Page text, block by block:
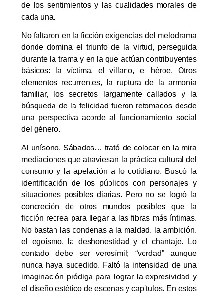
de los sentimientos y las cualidades morales de
cada una.
No faltaron en la ficción exigencias del melodrama
donde domina el triunfo de la virtud, perseguida
durante la trama y en la que actúan contribuyentes
básicos: la víctima, el villano, el héroe. Otros
elementos recurrentes, la ruptura de la armonía
familiar, los secretos largamente callados y la
búsqueda de la felicidad fueron retomados desde
una perspectiva acorde al funcionamiento social
del género.
Al unísono, Sábados… trató de colocar en la mira
mediaciones que atraviesan la práctica cultural del
consumo y la apelación a lo cotidiano. Buscó la
identificación de los públicos con personajes y
situaciones posibles diarias. Pero no se logró la
concreción de otros mundos posibles que la
ficción recrea para llegar a las fibras más íntimas.
No bastan las condenas a la maldad, la ambición,
el egoísmo, la deshonestidad y el chantaje. Lo
contado debe ser verosímil; “verdad” aunque
nunca haya sucedido. Faltó la intensidad de una
imaginación pródiga para lograr la expresividad y
el diseño estético de escenas y capítulos. En estos